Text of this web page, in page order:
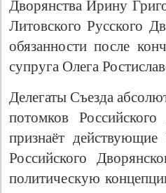
Дворянства Ирину
Литовского Русского
обязанности после
супруга Олега
Делегаты Съезда
потомков
признаёт
Российского
политическую